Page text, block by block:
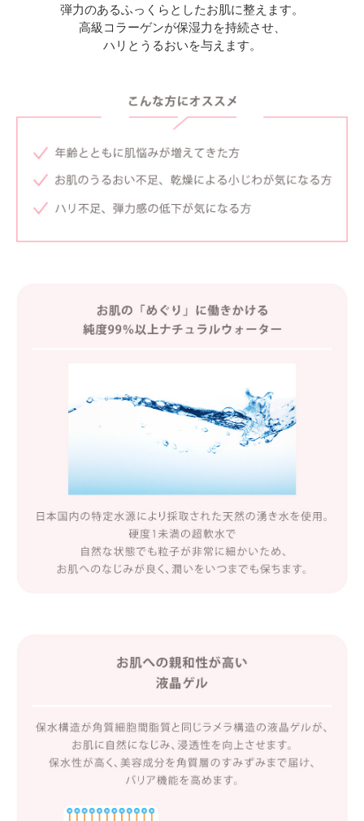
弾力のあるふっくらとしたお肌に整えます。
高級コラーゲンが保湿力を持続させ、
ハリとうるおいを与えます。